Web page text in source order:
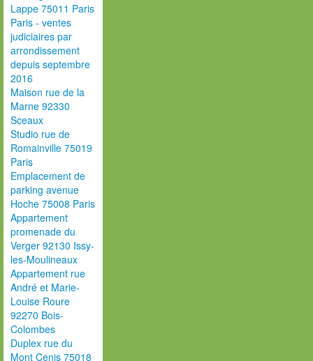
Lappe 75011 Paris
Paris - ventes
judiciaires par
arrondissement
depuis septembre
2016
Maison rue de la
Marne 92330
Sceaux
Studio rue de
Romainville 75019
Paris
Emplacement de
parking avenue
Hoche 75008 Paris
Appartement
promenade du
Verger 92130 Issy-
les-Moulineaux
Appartement rue
André et Marie-
Louise Roure
92270 Bois-
Colombes
Duplex rue du
Mont Cenis 75018